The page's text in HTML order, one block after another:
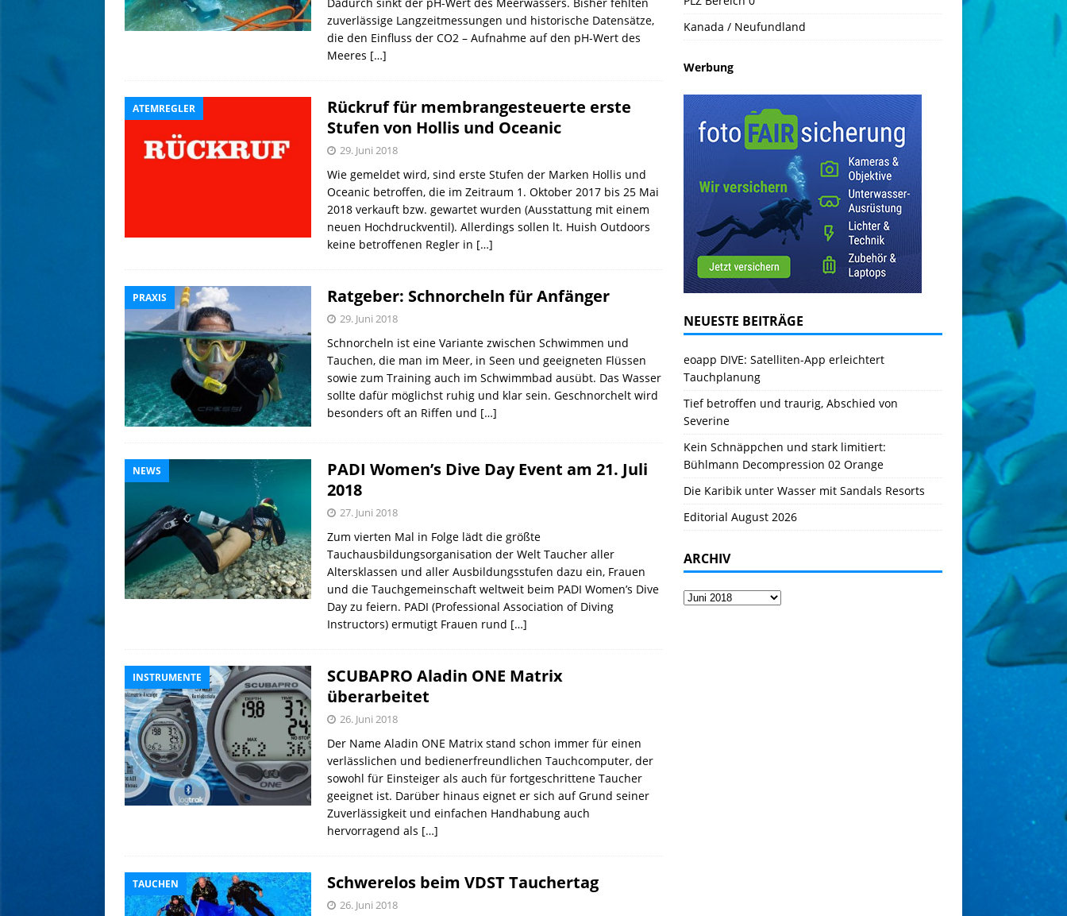
zuverlässige Langzeitmessungen und historische Datensätze,
die den Einfluss der CO2 – Aufnahme auf den pH-Wert des
Meeres […]
ATEMREGLER
Rückruf für membrangesteuerte erste
Stufen von Hollis und Oceanic
29. Juni 2018
Wie gemeldet wird, sind erste Stufen der Marken Hollis und
Oceanic betroffen, die im Zeitraum 1. Oktober 2017 bis 25 Mai
2018 verkauft bzw. gewartet wurden (Ausstattung mit einem
neuen Hochdruckventil). Allerdings sollen lt. Huish Outdoors
keine betroffenen Regler in […]
PRAXIS Ratgeber: Schnorcheln für Anfänger
29. Juni 2018
Schnorcheln ist eine Variante zwischen Schwimmen und
Tauchen, die man im Meer, in Seen und geeigneten Flüssen
sowie zum Training auch im Schwimmbad ausübt. Das Wasser
sollte dafür möglichst ruhig und klar sein. Geschnorchelt wird
besonders oft an Riffen und […]
NEWS
PADI Women’s Dive Day Event am 21. Juli
2018
27. Juni 2018
Zum vierten Mal in Folge lädt die größte
Tauchausbildungsorganisation der Welt Taucher aller
Altersklassen und aller Ausbildungsstufen dazu ein, Frauen
und die Tauchgemeinschaft weltweit beim PADI Women’s Dive
Day zu feiern. PADI (Professional Association of Diving
Instructors) ermutigt Frauen rund […]
INSTRUMENTE
SCUBAPRO Aladin ONE Matrix
überarbeitet
26. Juni 2018
Der Name Aladin ONE Matrix stand schon immer für einen
verlässlichen und bedienerfreundlichen Tauchcomputer, der
sowohl für Einsteiger als auch für fortgeschrittene Taucher
geeignet ist. Darüber hinaus eignet er sich auf Grund seiner
Zuverlässigkeit und einfachen Handhabung auch
hervorragend als […]
TAUCHEN Schwerelos beim VDST Tauchertag
26. Juni 2018
Kanada / Neufundland
Werbung
NEUESTE BEITRÄGE
eoapp DIVE: Satelliten-App erleichtert
Tauchplanung
Tief betroffen und traurig, Abschied von
Severine
Kein Schnäppchen und stark limitiert:
Bühlmann Decompression 02 Orange
Die Karibik unter Wasser mit Sandals Resorts
Editorial August 2026
ARCHIV